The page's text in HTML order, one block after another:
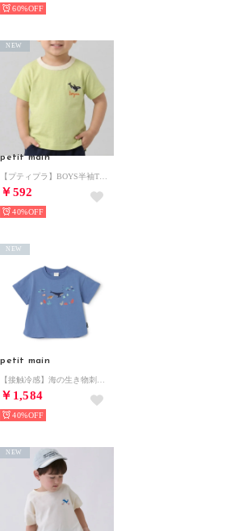
60%
petit main
￥592
NEW
40%
petit main
￥1,584
NEW
40%
NEW